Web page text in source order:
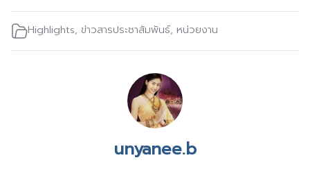
Highlights, ข่าวสารประชาสัมพันธ์, หน่วยงาน
unyanee.b